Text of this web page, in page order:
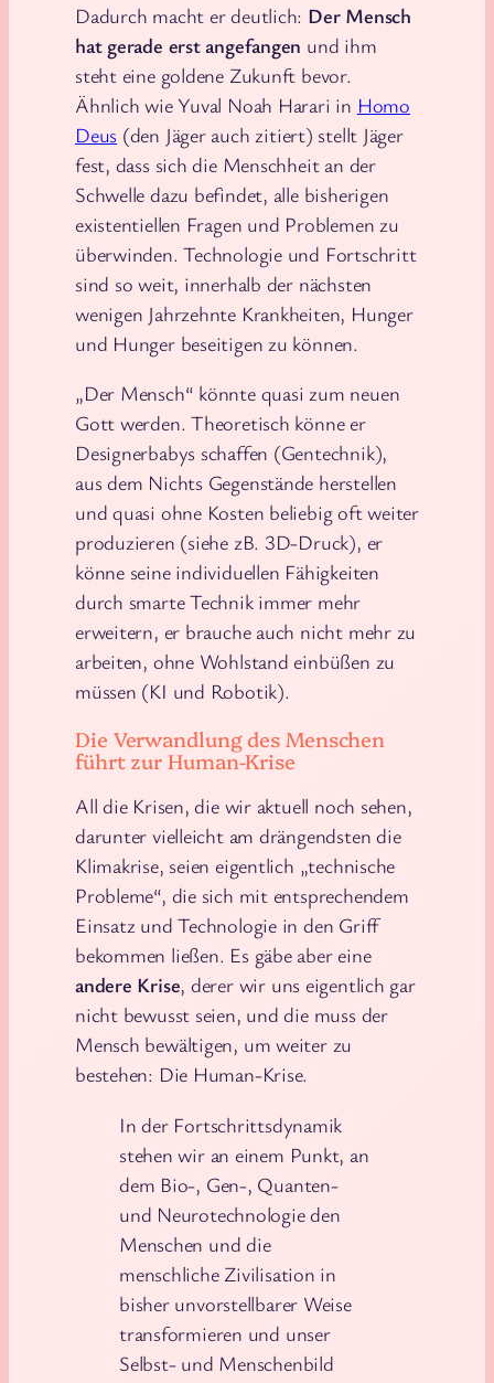
Dadurch macht er deutlich: Der Mensch
hat gerade erst angefangen und ihm
steht eine goldene Zukunft bevor.
Ähnlich wie Yuval Noah Harari in Homo
Deus (den Jäger auch zitiert) stellt Jäger
fest, dass sich die Menschheit an der
Schwelle dazu befindet, alle bisherigen
existentiellen Fragen und Problemen zu
überwinden. Technologie und Fortschritt
sind so weit, innerhalb der nächsten
wenigen Jahrzehnte Krankheiten, Hunger
und Hunger beseitigen zu können.
„Der Mensch“ könnte quasi zum neuen
Gott werden. Theoretisch könne er
Designerbabys schaffen (Gentechnik),
aus dem Nichts Gegenstände herstellen
und quasi ohne Kosten beliebig oft weiter
produzieren (siehe zB. 3D-Druck), er
könne seine individuellen Fähigkeiten
durch smarte Technik immer mehr
erweitern, er brauche auch nicht mehr zu
arbeiten, ohne Wohlstand einbüßen zu
müssen (KI und Robotik).
Die Verwandlung des Menschen
führt zur Human-Krise
All die Krisen, die wir aktuell noch sehen,
darunter vielleicht am drängendsten die
Klimakrise, seien eigentlich „technische
Probleme“, die sich mit entsprechendem
Einsatz und Technologie in den Griff
bekommen ließen. Es gäbe aber eine
andere Krise, derer wir uns eigentlich gar
nicht bewusst seien, und die muss der
Mensch bewältigen, um weiter zu
bestehen: Die Human-Krise.
In der Fortschrittsdynamik
stehen wir an einem Punkt, an
dem Bio-, Gen-, Quanten-
und Neurotechnologie den
Menschen und die
menschliche Zivilisation in
bisher unvorstellbarer Weise
transformieren und unser
Selbst- und Menschenbild